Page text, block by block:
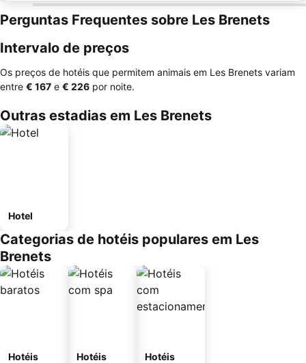
Perguntas Frequentes sobre Les Brenets
Intervalo de preços
Os preços de hotéis que permitem animais em Les Brenets variam
entre ‎€ 167 e ‎€ 226 por noite.
Outras estadias em Les Brenets
Hotel
Categorias de hotéis populares em Les
Brenets
Hotéis
Hotéis
Hotéis